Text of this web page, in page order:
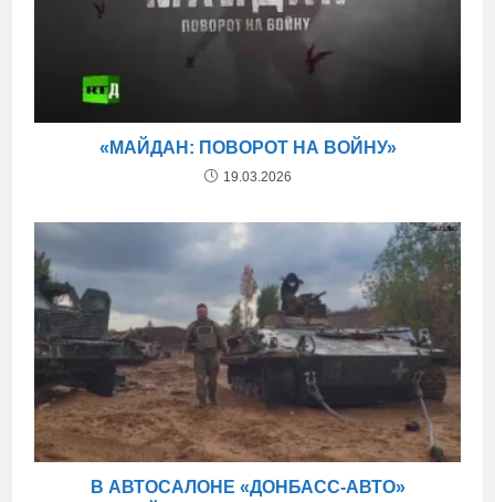
«МАЙДАН: ПОВОРОТ НА ВОЙНУ»
19.03.2026
В АВТОСАЛОНЕ «ДОНБАСС-АВТО»